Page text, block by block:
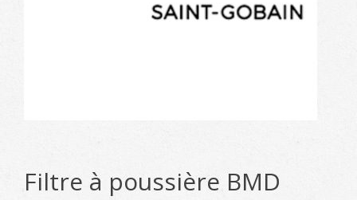
Filtre à poussière BMD